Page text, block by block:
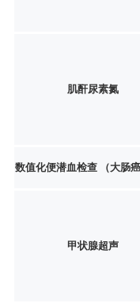
肌酐尿素氮
数值化便潜血检查 （大肠癌
甲状腺超声